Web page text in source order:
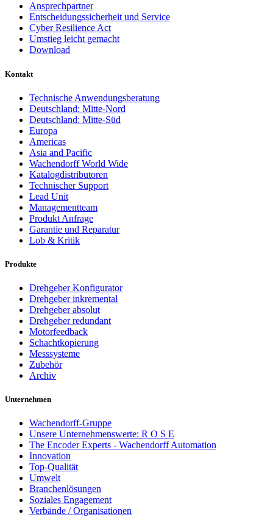
Ansprechpartner
Entscheidungssicherheit und Service
Cyber Resilience Act
Umstieg leicht gemacht
Download
Kontakt
Technische Anwendungsberatung
Deutschland: Mitte-Nord
Deutschland: Mitte-Süd
Europa
Americas
Asia and Pacific
Wachendorff World Wide
Katalogdistributoren
Technischer Support
Lead Unit
Managementteam
Produkt Anfrage
Garantie und Reparatur
Lob & Kritik
Produkte
Drehgeber Konfigurator
Drehgeber inkremental
Drehgeber absolut
Drehgeber redundant
Motorfeedback
Schachtkopierung
Messsysteme
Zubehör
Archiv
Unternehmen
Wachendorff-Gruppe
Unsere Unternehmenswerte: R O S E
The Encoder Experts - Wachendorff Automation
Innovation
Top-Qualität
Umwelt
Branchenlösungen
Soziales Engagement
Verbände / Organisationen